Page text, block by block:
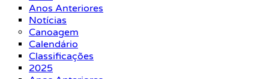
Anos Anteriores
Notícias
Canoagem
Calendário
Classificações
2025